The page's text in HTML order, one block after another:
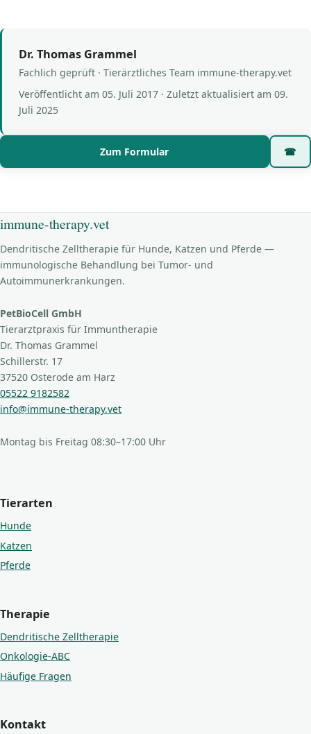
Dr. Thomas Grammel
Fachlich geprüft · Tierärztliches Team immune-therapy.vet
Veröffentlicht am 05. Juli 2017 · Zuletzt aktualisiert am 09.
Juli 2025
Zum Formular ☎
immune-therapy.vet
Dendritische Zelltherapie für Hunde, Katzen und Pferde —
immunologische Behandlung bei Tumor- und
Autoimmunerkrankungen.
PetBioCell GmbH
Tierarztpraxis für Immuntherapie
Dr. Thomas Grammel
Schillerstr. 17
37520 Osterode am Harz
05522 9182582
info@immune-therapy.vet
Montag bis Freitag 08:30–17:00 Uhr
Tierarten
Hunde
Katzen
Pferde
Therapie
Dendritische Zelltherapie
Onkologie-ABC
Häufige Fragen
Kontakt